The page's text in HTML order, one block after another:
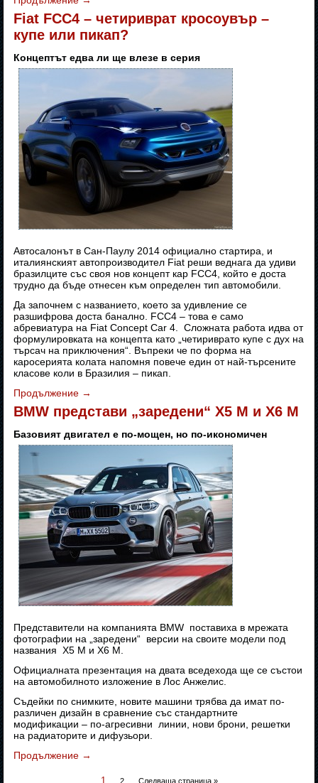
Fiat FCC4 – четириврат кросоувър –
купе или пикап?
Концептът едва ли ще влезе в серия
Автосалонът в Сан-Паулу 2014 официално стартира, и
италиянският автопроизводител Fiat реши веднага да удиви
бразилците със своя нов концепт кар FCC4, който е доста
трудно да бъде отнесен към определен тип автомобили.
Да започнем с названието, което за удивление се
разшифрова доста банално. FCC4 – това е само
абревиатура на Fiat Concept Car 4. Сложната работа идва от
формулировката на концепта като „четириврато купе с дух на
търсач на приключения“. Въпреки че по форма на
каросерията колата напомня повече един от най-търсените
класове коли в Бразилия – пикап.
Продължение →
BMW представи „заредени“ X5 M и X6 M
Базовият двигател е по-мощен, но по-икономичен
Представители на компанията BMW поставиха в мрежата
фотографии на „заредени“ версии на своите модели под
названия X5 M и X6 M.
Официалната презентация на двата вседехода ще се състои
на автомобилното изложение в Лос Анжелис.
Съдейки по снимките, новите машини трябва да имат по-
различен дизайн в сравнение със стандартните
модификации – по-агресивни линии, нови брони, решетки
на радиаторите и дифузьори.
Продължение →
1 2 Следваща страница »